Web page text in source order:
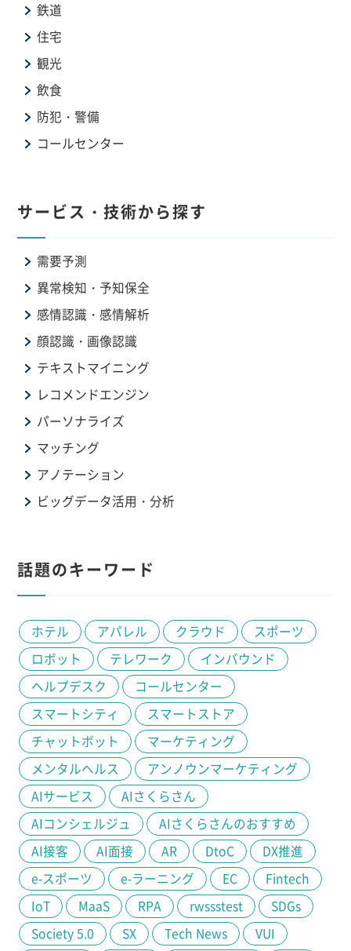
鉄道
住宅
観光
飲食
防犯・警備
コールセンター
サービス・技術から探す
需要予測
異常検知・予知保全
感情認識・感情解析
顔認識・画像認識
テキストマイニング
レコメンドエンジン
パーソナライズ
マッチング
アノテーション
ビッグデータ活用・分析
話題のキーワード
ホテル アパレル クラウド
スポーツ
ロボット
テレワーク
インバウンド
ヘルプデスク
コールセンター
スマートシティ
スマートストア
チャットボット
マーケティング
メンタルヘルス
アンノウンマーケティング
AIサービス
AIさくらさん
AIコンシェルジュ
AIさくらさんのおすすめ
AI接客
AI面接 AR DtoC
DX推進
e-スポーツ
e-ラーニング EC
Fintech
IoT
MaaS RPA rwssstest
SDGs
Society 5.0
SX Tech News
VUI